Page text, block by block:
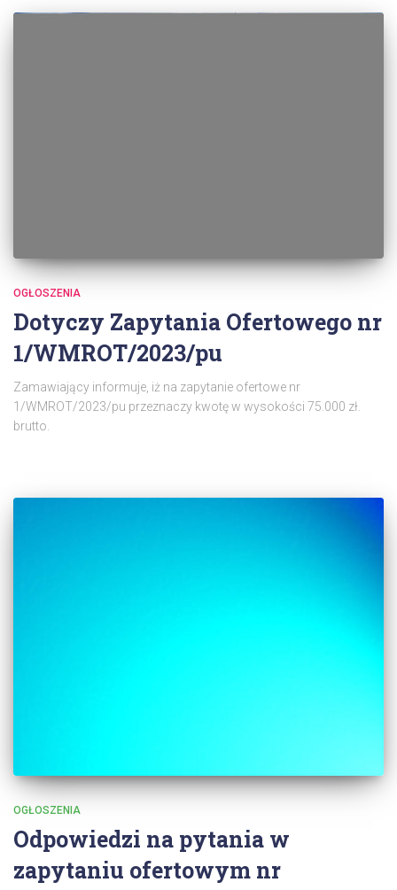
OGŁOSZENIA
Dotyczy Zapytania Ofertowego nr
1/WMROT/2023/pu
Zamawiający informuje, iż na zapytanie ofertowe nr
1/WMROT/2023/pu przeznaczy kwotę w wysokości 75.000 zł.
brutto.
OGŁOSZENIA
Odpowiedzi na pytania w
zapytaniu ofertowym nr